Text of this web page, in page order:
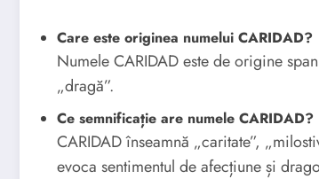
Care este originea numelui CARIDAD?
Numele CARIDAD este de origine
„dragă”.
Ce semnificație are numele CARIDAD?
CARIDAD înseamnă „caritate”,
evoca sentimentul de afecțiune și